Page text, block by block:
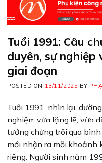
Tuổi 1991: Câu
duyên, sự
giai đoạn
POSTED ON 13/11/2025 BY
Tuổi 1991, nhìn lại,
nghiệm vừa lặng lẽ, vừa
tưởng chừng trôi qua
mới nhận ra mỗi khoảnh
riêng. Người sinh năm